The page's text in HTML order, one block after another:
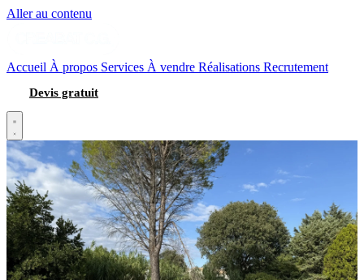
Aller au contenu
Accueil À propos Services À vendre Réalisations Recrutement
Devis gratuit